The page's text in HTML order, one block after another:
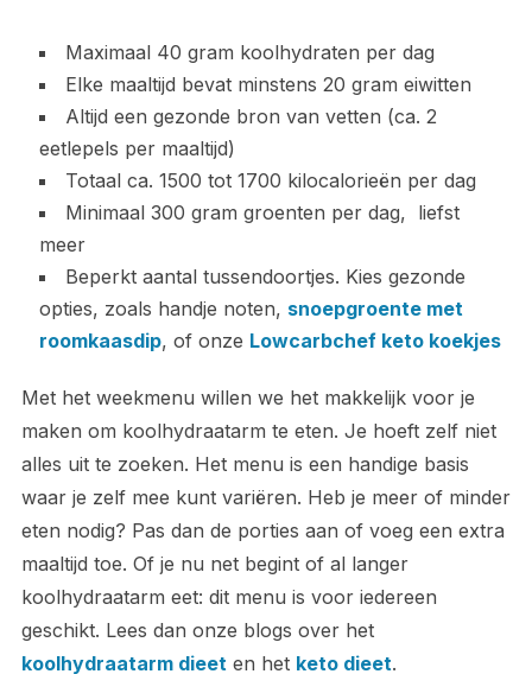
Maximaal 40 gram koolhydraten per dag
Elke maaltijd bevat minstens 20 gram eiwitten
Altijd een gezonde bron van vetten (ca. 2
eetlepels per maaltijd)
Totaal ca. 1500 tot 1700 kilocalorieën per dag
Minimaal 300 gram groenten per dag, liefst
meer
Beperkt aantal tussendoortjes. Kies gezonde
opties, zoals handje noten, snoepgroente met
roomkaasdip, of onze Lowcarbchef keto koekjes
Met het weekmenu willen we het makkelijk voor je
maken om koolhydraatarm te eten. Je hoeft zelf niet
alles uit te zoeken. Het menu is een handige basis
waar je zelf mee kunt variëren. Heb je meer of minder
eten nodig? Pas dan de porties aan of voeg een extra
maaltijd toe. Of je nu net begint of al langer
koolhydraatarm eet: dit menu is voor iedereen
geschikt. Lees dan onze blogs over het
koolhydraatarm dieeten het keto dieet.